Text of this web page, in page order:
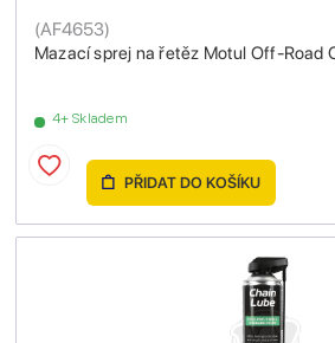
Mazací sprej na řetěz Motul Off-Road
(AF4653)
4+ Skladem
PŘIDAT DO KOŠÍKU